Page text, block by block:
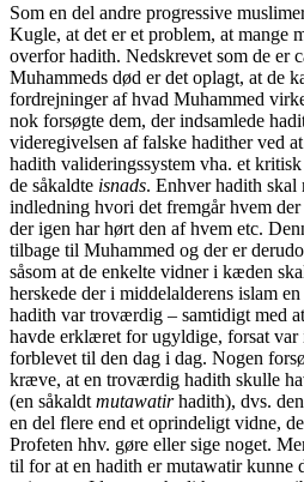
Som en del andre progressive
Kugle, at det er et problem, at mange
overfor hadith. Nedskrevet som de er
Muhammeds død er det oplagt, at de
fordrejninger af hvad Muhammed
nok forsøgte dem, der indsamlede
videregivelsen af falske hadither ved
hadith valideringssystem vha. et
de såkaldte isnads. Enhver hadith skal
indledning hvori det fremgår hvem
der igen har hørt den af hvem etc.
tilbage til Muhammed og der er
såsom at de enkelte vidner i kæden
herskede der i middelalderens islam
hadith var troværdig – samtidigt med
havde erklæret for ugyldige, forsat
forblevet til den dag i dag. Nogen
kræve, at en troværdig hadith skulle
(en såkaldt mutawatirhadith), dvs.
en del flere end et oprindeligt vidne,
Profeten hhv. gøre eller sige noget.
til for at en hadith er mutawatir